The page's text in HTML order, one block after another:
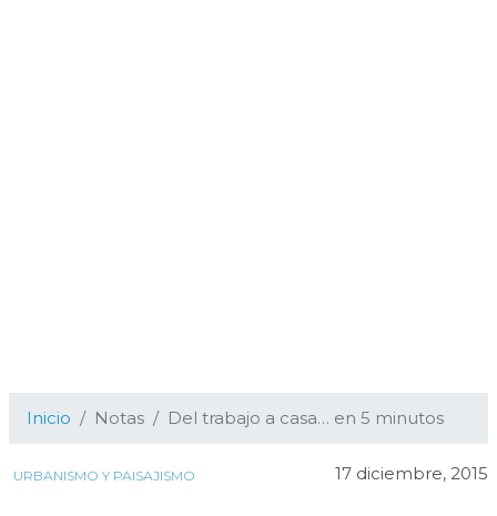
Inicio Notas Del trabajo a casa… en 5 minutos
URBANISMO Y PAISAJISMO 17 diciembre, 2015